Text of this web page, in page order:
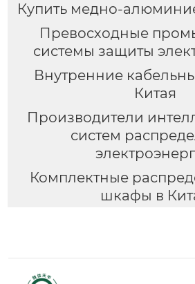
Купить медно-
Превосходные
системы защиты
Внутренние
Китая
Производители
систем
Комплектные
шкафы в